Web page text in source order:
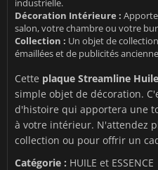
industrielle.
Décoration Intérieure :
salon, votre chambre ou votre
Collection : Un objet de
émaillées et de publicités
Cette plaque Streamline
simple objet de décoration.
d'histoire qui apportera une
à votre intérieur. N'attendez
collection ou pour offrir un
Catégorie : HUILE et ESSENCE